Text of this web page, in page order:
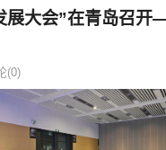
展大会”在青岛召
(0)